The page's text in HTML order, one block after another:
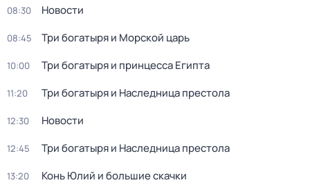
08:30 Новости
08:45 Три богатыря и Морской царь
10:00 Три богатыря и принцесса Египта
11:20 Три богатыря и Наследница престола
12:30 Новости
12:45 Три богатыря и Наследница престола
13:20 Конь Юлий и большие скачки